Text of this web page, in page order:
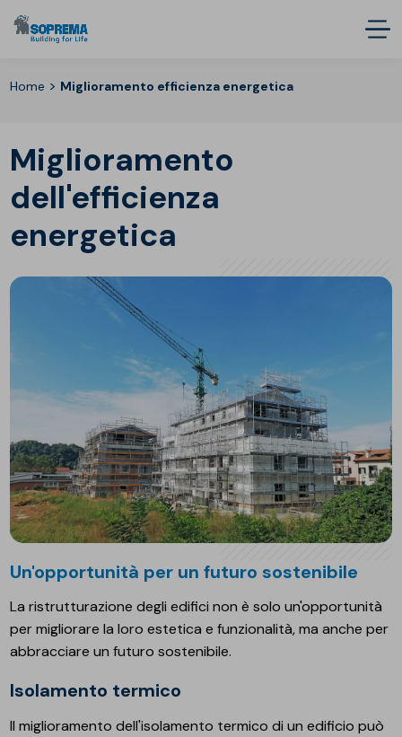
Home > Miglioramento efficienza energetica
Miglioramento
dell'efficienza
energetica
Un'opportunità per un futuro sostenibile
La ristrutturazione degli edifici non è solo un'opportunità
per migliorare la loro estetica e funzionalità, ma anche per
abbracciare un futuro sostenibile.
Isolamento termico
Il miglioramento dell'isolamento termico di un edificio può